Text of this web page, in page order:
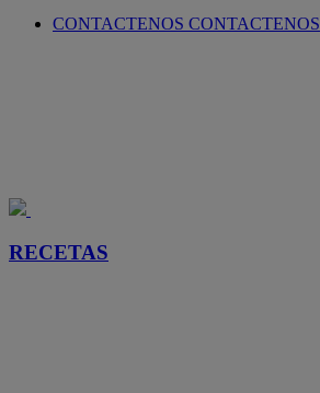
CONTACTENOS CONTACTENOS
RECETAS